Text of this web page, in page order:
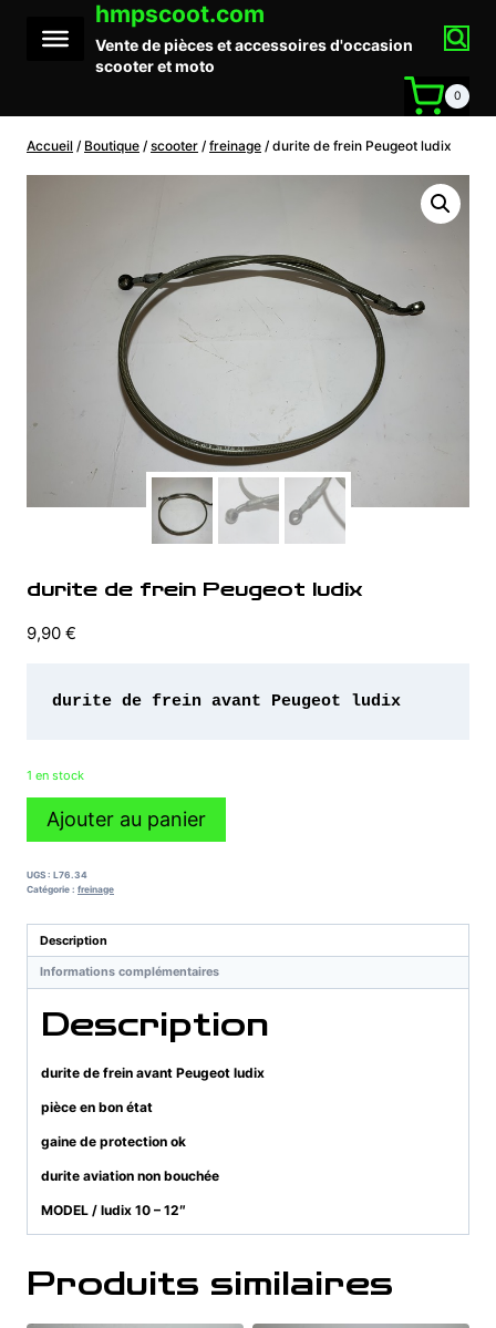
contenu
hmpscoot.com
Vente de pièces et accessoires d'occasion
scooter et moto
0
Accueil / Boutique / scooter / freinage / durite de frein Peugeot ludix
durite de frein Peugeot ludix
9,90 €
durite de frein avant Peugeot ludix
1 en stock
quantité
de
frein
ludix
Ajouter au panier
UGS : L76.34
Catégorie : freinage
Description
Informations complémentaires
Description
durite de frein avant Peugeot ludix
pièce en bon état
gaine de protection ok
durite aviation non bouchée
MODEL / ludix 10 – 12″
Produits similaires